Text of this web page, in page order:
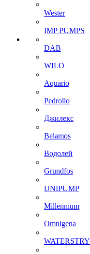
Wester
IMP PUMPS
DAB
WILO
Aquario
Pedrollo
Джилекс
Belamos
Водолей
Grundfos
UNIPUMP
Millennium
Omnigena
WATERSTRY